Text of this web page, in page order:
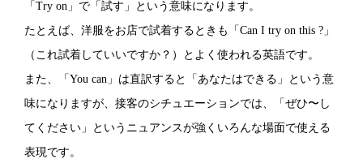
「Try on」で「試す」という意味になります。
たとえば、洋服をお店で試着するときも「Can I try on this ?」
（これ試着していいですか？）とよく使われる英語です。
また、「You can」は直訳すると「あなたはできる」という意
味になりますが、接客のシチュエーションでは、「ぜひ〜し
てください」というニュアンスが強くいろんな場面で使える
表現です。